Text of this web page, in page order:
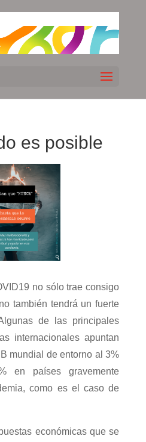
es posible
no sólo trae consigo
también tendrá un fuerte
de las principales
internacionales apuntan
mundial de entorno al 3%
en países gravemente
como es el caso de
económicas que se